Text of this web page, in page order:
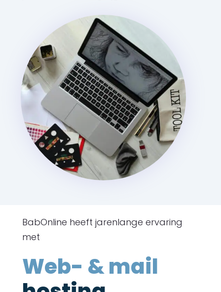
BabOnline heeft jarenlange ervaring
met
Web- & mail